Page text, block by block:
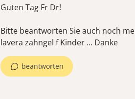
Guten Tag Fr Dr!
Bitte beantworten Sie auch noch
lavera zahngel f Kinder ... Danke
beantworten